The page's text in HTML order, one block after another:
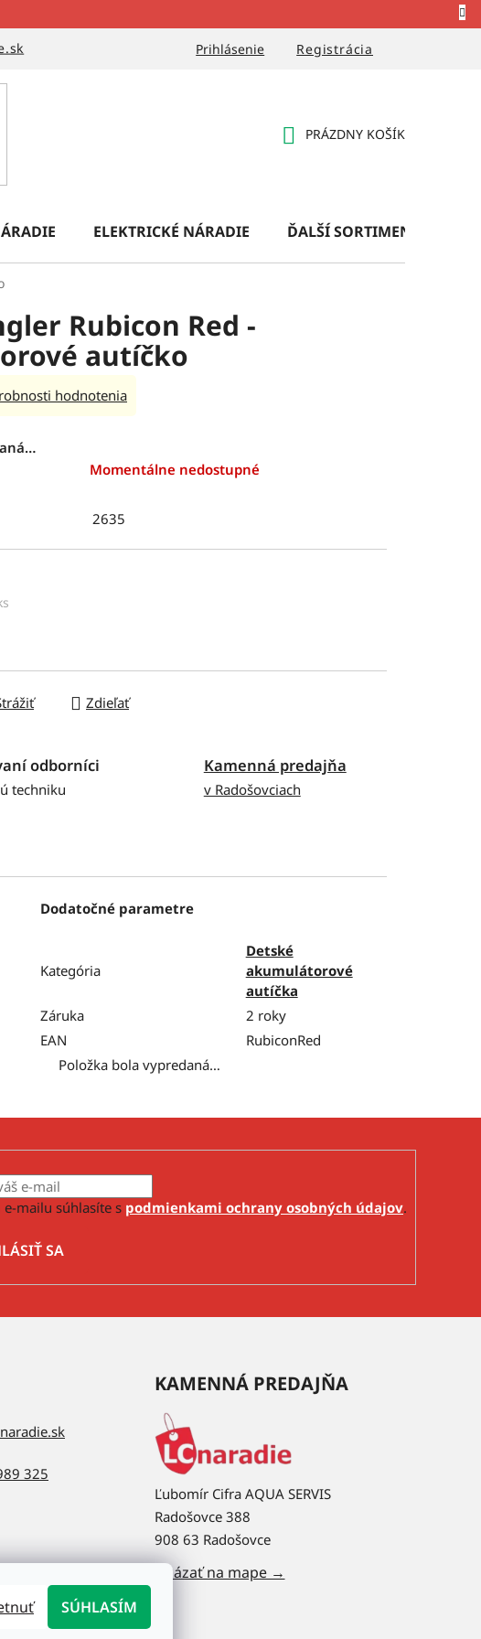
SÚHLASÍM
Prihlásenie Registrácia
PRÁZDNY KOŠÍK
ELEKTRICKÉ NÁRADIE ĎALŠÍ SORTIMENT
Rubicon Red -
autíčko
hodnotenia
Momentálne nedostupné
2635
Zdieľať
odborníci
techniku
Kamenná predajňa
v Radošovciach
Dodatočné parametre
Kategória
Detské
akumulátorové
autíčka
Záruka
2 roky
EAN
RubiconRed
Položka bola vypredaná…
e-mailu súhlasíte s podmienkami ochrany osobných údajov.
SA
325
KAMENNÁ PREDAJŇA
Ľubomír Cifra AQUA SERVIS
Radošovce 388
908 63 Radošovce
Ukázať na mape →